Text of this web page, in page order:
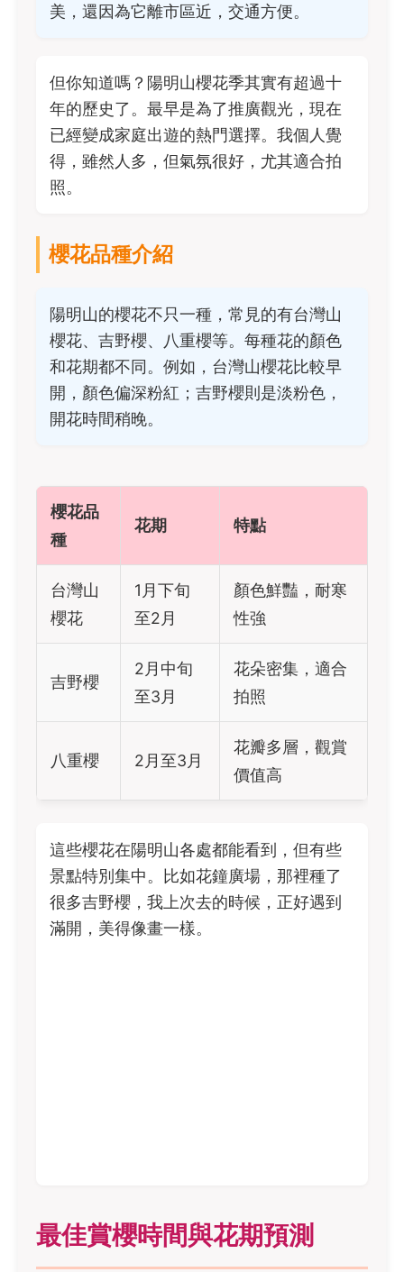
美，還因為它離市區近，交通方便。
但你知道嗎？陽明山櫻花季其實有超過十
年的歷史了。最早是為了推廣觀光，現在
已經變成家庭出遊的熱門選擇。我個人覺
得，雖然人多，但氣氛很好，尤其適合拍
照。
櫻花品種介紹
陽明山的櫻花不只一種，常見的有台灣山
櫻花、吉野櫻、八重櫻等。每種花的顏色
和花期都不同。例如，台灣山櫻花比較早
開，顏色偏深粉紅；吉野櫻則是淡粉色，
開花時間稍晚。
櫻花品
種
花期 特點
台灣山
櫻花
1月下旬
至2月
顏色鮮豔，耐寒
性強
吉野櫻
2月中旬
至3月
花朵密集，適合
拍照
八重櫻 2月至3月
花瓣多層，觀賞
價值高
這些櫻花在陽明山各處都能看到，但有些
景點特別集中。比如花鐘廣場，那裡種了
很多吉野櫻，我上次去的時候，正好遇到
滿開，美得像畫一樣。
最佳賞櫻時間與花期預測